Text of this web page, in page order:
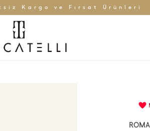
Kargo ve Fırsat Ürünleri